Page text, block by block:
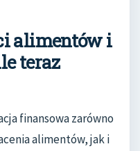
alimentów i
teraz
finansowa zarówno
alimentów, jak i